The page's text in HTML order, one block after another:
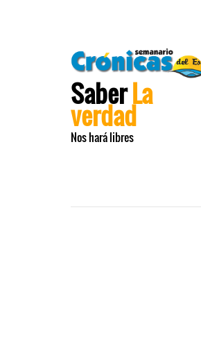
SaberLa
verdad
Nos hará libres